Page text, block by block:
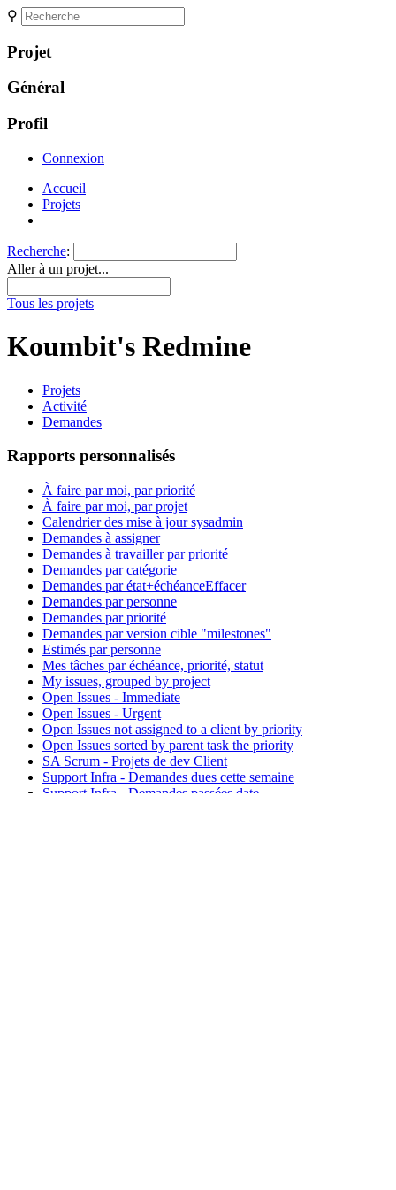
⚲
Projet
Général
Profil
Connexion
Accueil
Projets
Recherche:
Aller à un projet...
Tous les projets
Koumbit's Redmine
Projets
Activité
Demandes
Rapports personnalisés
À faire par moi, par priorité
À faire par moi, par projet
Calendrier des mise à jour sysadmin
Demandes à assigner
Demandes à travailler par priorité
Demandes par catégorie
Demandes par état+échéanceEffacer
Demandes par personne
Demandes par priorité
Demandes par version cible "milestones"
Estimés par personne
Mes tâches par échéance, priorité, statut
My issues, grouped by project
Open Issues - Immediate
Open Issues - Urgent
Open Issues not assigned to a client by priority
Open Issues sorted by parent task the priority
SA Scrum - Projets de dev Client
Support Infra - Demandes dues cette semaine
Support Infra - Demandes passées date